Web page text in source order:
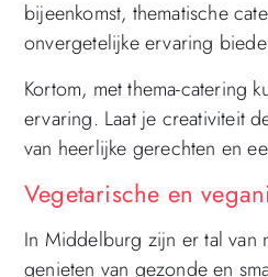
bijeenkomst, thematische
onvergetelijke ervaring
Kortom, met thema-catering
ervaring. Laat je creativiteit
van heerlijke gerechten en
Vegetarische en
In Middelburg zijn er tal van
genieten van gezonde en